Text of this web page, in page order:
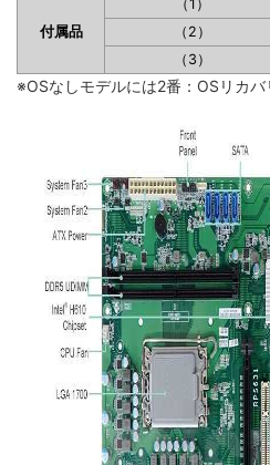
付属品
（1）
（2）
（3）
※OSなしモデルには2番：OSリカバ